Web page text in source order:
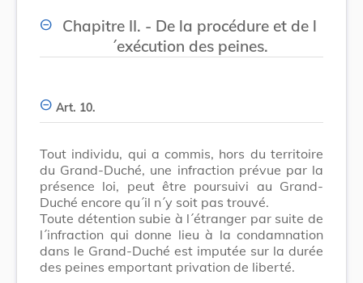
Chapitre II. - De la procédure et de l
´exécution des peines.
Art. 10.
Tout individu, qui a commis, hors du territoire
du Grand-Duché, une infraction prévue par la
présence loi, peut être poursuivi au Grand-
Duché encore qu´il n´y soit pas trouvé.
Toute détention subie à l´étranger par suite de
l´infraction qui donne lieu à la condamnation
dans le Grand-Duché est imputée sur la durée
des peines emportant privation de liberté.